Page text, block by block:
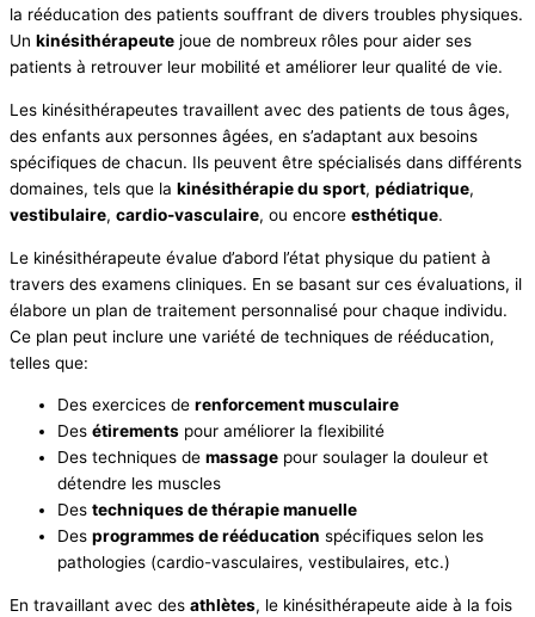
la rééducation des patients souffrant de divers troubles physiques.
Un kinésithérapeute joue de nombreux rôles pour aider ses
patients à retrouver leur mobilité et améliorer leur qualité de vie.
Les kinésithérapeutes travaillent avec des patients de tous âges,
des enfants aux personnes âgées, en s’adaptant aux besoins
spécifiques de chacun. Ils peuvent être spécialisés dans différents
domaines, tels que la kinésithérapie du sport, pédiatrique,
vestibulaire, cardio-vasculaire, ou encore esthétique.
Le kinésithérapeute évalue d’abord l’état physique du patient à
travers des examens cliniques. En se basant sur ces évaluations, il
élabore un plan de traitement personnalisé pour chaque individu.
Ce plan peut inclure une variété de techniques de rééducation,
telles que:
Des exercices de renforcement musculaire
Des étirements pour améliorer la flexibilité
Des techniques de massage pour soulager la douleur et
détendre les muscles
Des techniques de thérapie manuelle
Des programmes de rééducation spécifiques selon les
pathologies (cardio-vasculaires, vestibulaires, etc.)
En travaillant avec des athlètes, le kinésithérapeute aide à la fois